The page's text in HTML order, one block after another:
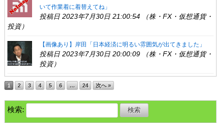
いて作業着に着替えてね」
投稿日 2023年7月30日 21:00:54 （株・FX・仮想通貨・
投資）
【画像あり】岸田「日本経済に明るい雰囲気が出てきました」
投稿日 2023年7月30日 20:00:09 （株・FX・仮想通貨・
投資）
1 2 3 4 5 6 … 24 次へ »
検索: